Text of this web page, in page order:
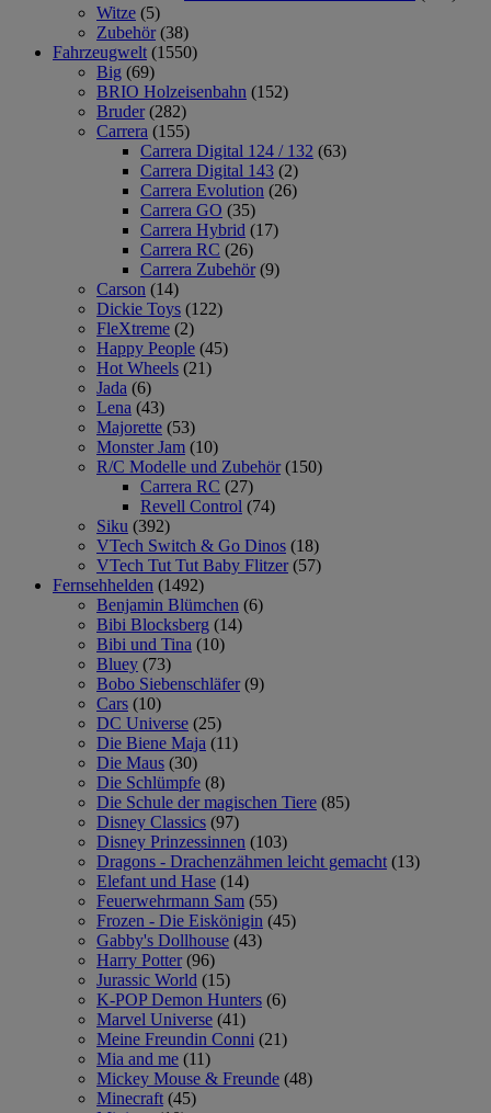
Witze (5)
Zubehör (38)
Fahrzeugwelt (1550)
Big (69)
BRIO Holzeisenbahn (152)
Bruder (282)
Carrera (155)
Carrera Digital 124 / 132 (63)
Carrera Digital 143 (2)
Carrera Evolution (26)
Carrera GO (35)
Carrera Hybrid (17)
Carrera RC (26)
Carrera Zubehör (9)
Carson (14)
Dickie Toys (122)
FleXtreme (2)
Happy People (45)
Hot Wheels (21)
Jada (6)
Lena (43)
Majorette (53)
Monster Jam (10)
R/C Modelle und Zubehör (150)
Carrera RC (27)
Revell Control (74)
Siku (392)
VTech Switch & Go Dinos (18)
VTech Tut Tut Baby Flitzer (57)
Fernsehhelden (1492)
Benjamin Blümchen (6)
Bibi Blocksberg (14)
Bibi und Tina (10)
Bluey (73)
Bobo Siebenschläfer (9)
Cars (10)
DC Universe (25)
Die Biene Maja (11)
Die Maus (30)
Die Schlümpfe (8)
Die Schule der magischen Tiere (85)
Disney Classics (97)
Disney Prinzessinnen (103)
Dragons - Drachenzähmen leicht gemacht (13)
Elefant und Hase (14)
Feuerwehrmann Sam (55)
Frozen - Die Eiskönigin (45)
Gabby's Dollhouse (43)
Harry Potter (96)
Jurassic World (15)
K-POP Demon Hunters (6)
Marvel Universe (41)
Meine Freundin Conni (21)
Mia and me (11)
Mickey Mouse & Freunde (48)
Minecraft (45)